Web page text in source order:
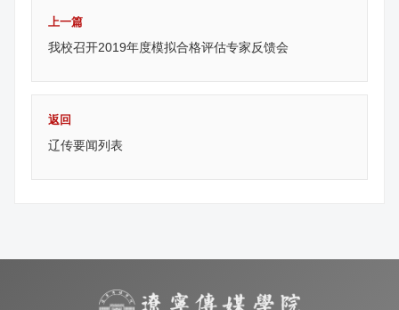
上一篇
我校召开2019年度模拟合格评估专家反馈会
返回
辽传要闻列表